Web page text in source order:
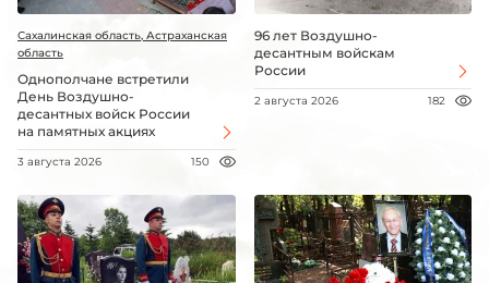
Сахалинская область, Астраханская
область
Однополчане встретили
День Воздушно-
десантных войск России
на памятных акциях
3 августа 2026 150
96 лет Воздушно-
десантным войскам
России
2 августа 2026 182